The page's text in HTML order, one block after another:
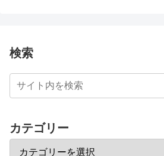
検索
カテゴリー